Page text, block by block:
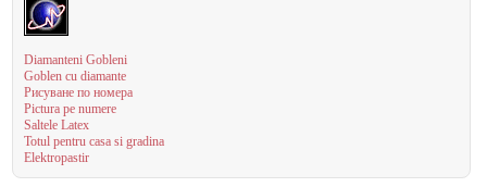
Diamanteni Gobleni
Goblen cu diamante
Рисуване по номера
Pictura pe numere
Saltele Latex
Totul pentru casa si gradina
Elektropastir